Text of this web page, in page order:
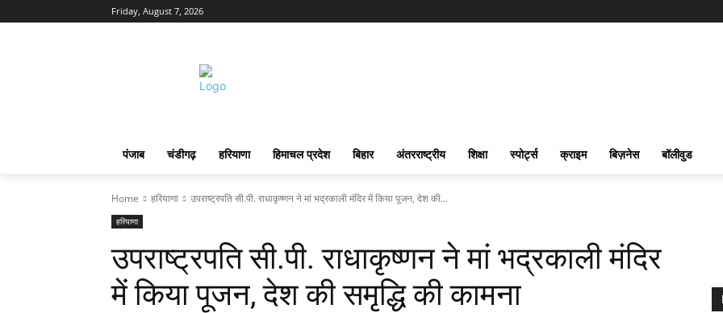
Friday, August 7, 2026
पंजाब चंडीगढ़ हरियाणा हिमाचल प्रदेश बिहार अंतरराष्ट्रीय शिक्षा स्पोर्ट्स क्राइम बिज़नेस बॉलीवुड
Home हरियाणा उपराष्ट्रपति सी.पी. राधाकृष्णन ने मां भद्रकाली मंदिर में किया पूजन, देश की...
हरियाणा
उपराष्ट्रपति सी.पी. राधाकृष्णन ने मां भद्रकाली मंदिर
में किया पूजन, देश की समृद्धि की कामना